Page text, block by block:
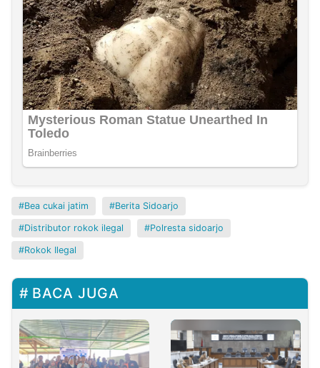
Bea cukai jatim Berita Sidoarjo
Distributor rokok ilegal Polresta sidoarjo
Rokok Ilegal
BACA JUGA